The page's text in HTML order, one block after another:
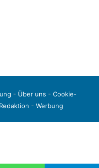
- Über uns - Cookie-
- Werbung